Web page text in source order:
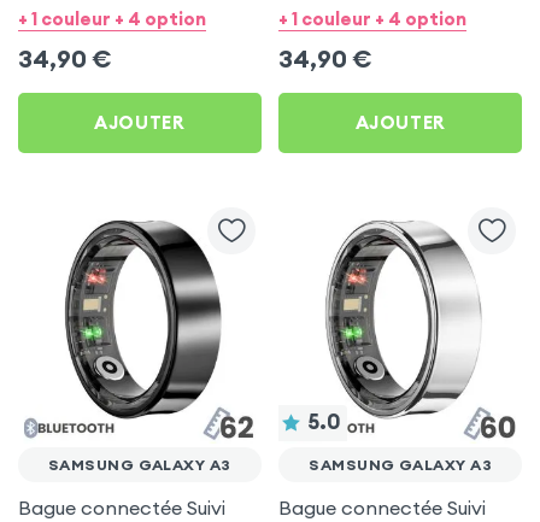
Argent
+ 1 couleur + 4 option
34,90 €
AJOUTER
Noir
+ 1 couleur + 4 option
34,90 €
AJOUTER
SAMSUNG GALAXY A3
Bague connectée Suivi
5.0
SAMSUNG GALAXY A3
Bague connectée Suivi